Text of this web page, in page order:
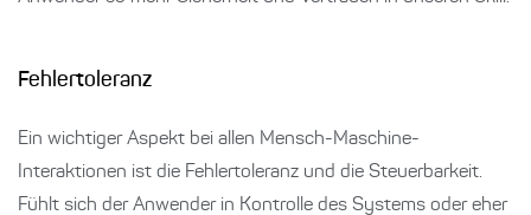
Fehlertoleranz
Ein wichtiger Aspekt bei allen Mensch-Maschine-
Interaktionen ist die Fehlertoleranz und die Steuerbarkeit.
Fühlt sich der Anwender in Kontrolle des Systems oder eher